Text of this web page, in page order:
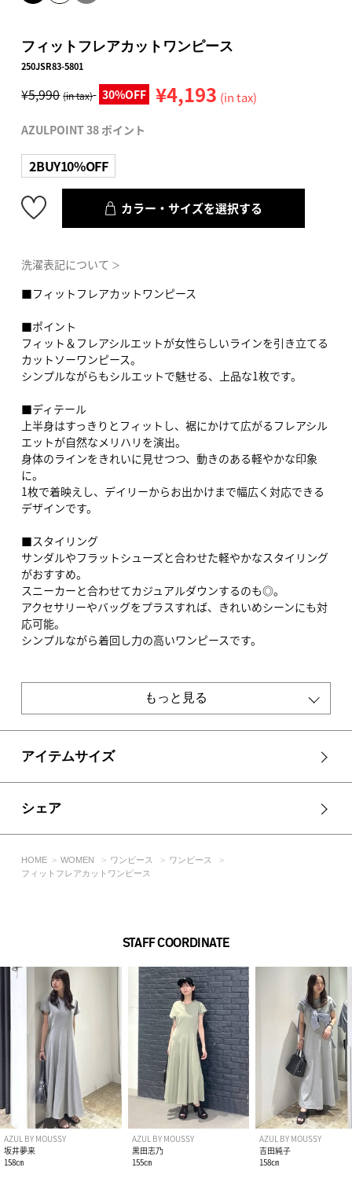
フィットフレアカットワンピース
250JSR83-5801
¥5,990 (in tax) 30%OFF ¥4,193 (in tax)
AZULPOINT 38 ポイント
2BUY10%OFF
カラー・サイズを選択する
洗濯表記について ＞
■フィットフレアカットワンピース
■ポイント
フィット＆フレアシルエットが女性らしいラインを引き立てる
カットソーワンピース。
シンプルながらもシルエットで魅せる、上品な1枚です。
■ディテール
上半身はすっきりとフィットし、裾にかけて広がるフレアシル
エットが自然なメリハリを演出。
身体のラインをきれいに見せつつ、動きのある軽やかな印象
に。
1枚で着映えし、デイリーからお出かけまで幅広く対応できる
デザインです。
■スタイリング
サンダルやフラットシューズと合わせた軽やかなスタイリング
がおすすめ。
スニーカーと合わせてカジュアルダウンするのも◎。
アクセサリーやバッグをプラスすれば、きれいめシーンにも対
応可能。
シンプルながら着回し力の高いワンピースです。
ヴィンテージ風の粗野感（ザラっと感）と、柔らかくふんわり
とした着心地を両立させた、非常に表情豊かな生地です。
伸縮性：ややあり
■BLK・L/KHA モデル身長：172cm、着用サイズ：Mサイズ
■T.GRY モデル身長：168cm、着用サイズ：Mサイズ
異なる場合があります。
り、実物と色味が異なる場合がございます。
※着用、お取り扱いの際は、アテンションタグをご確認くださ
い。
もっと見る
アイテムサイズ
シェア
HOME WOMEN ワンピース
ワンピース
フィットフレアカットワンピース
STAFF COORDINATE
AZUL BY MOUSSY
坂井夢来
158㎝
AZUL BY MOUSSY
黒田志乃
155㎝
AZUL BY MOUSSY
吉田純子
158㎝